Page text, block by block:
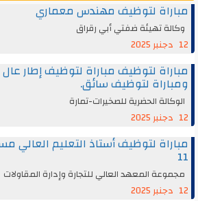
مباراة لتوظيف مهندس معماري
وكالة تهيئة ضفتي أبي رقراق
12 دجنبر 2025
مباراة لتوظيف مباراة لتوظيف إطار عال
ومباراة لتوظيف سائق.
الوكالة الحضرية للصخيرات-تمارة
12 دجنبر 2025
مباراة لتوظيف أستاذ التعليم العالي
11
مجموعة المعهد العالي للتجارة وإدارة المقاولات
12 دجنبر 2025